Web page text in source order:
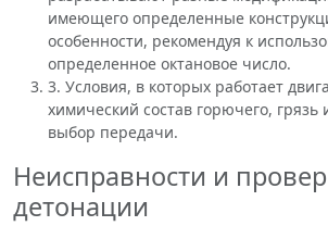
имеющего определенные
особенности, рекомендуя к
определенное октановое число.
3. Условия, в которых работает
химический состав горючего, грязь
выбор передачи.
Неисправности и
детонации